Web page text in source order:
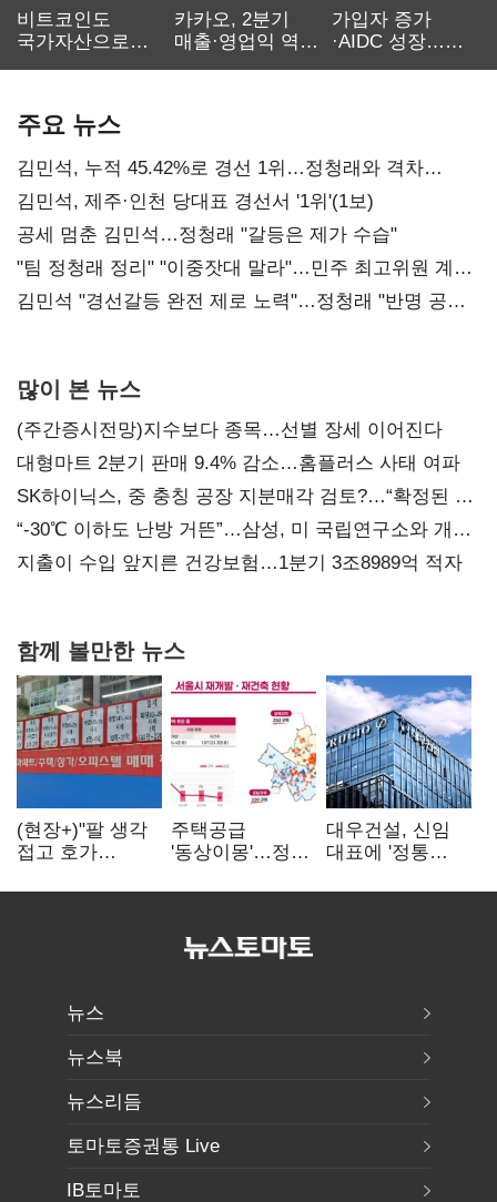
비트코인도
국가자산으로…'
카카오, 2분기
매출·영업익 역대
가입자 증가
·AIDC 성장…
주요 뉴스
김민석, 누적 45.42%로 경선 1위…정청래와 격차
0.86%p(2보)
김민석, 제주·인천 당대표 경선서 '1위'(1보)
공세 멈춘 김민석…정청래 "갈등은 제가 수습"
"팀 정청래 정리" "이중잣대 말라"…민주 최고위원 계파
다툼 격화
김민석 "경선갈등 완전 제로 노력"…정청래 "반명 공세
많이 본 뉴스
(주간증시전망)지수보다 종목…선별 장세 이어진다
대형마트 2분기 판매 9.4% 감소…홈플러스 사태 여파
SK하이닉스, 중 충칭 공장 지분매각 검토?…“확정된 바
없어”
“-30℃ 이하도 난방 거뜬”…삼성, 미 국립연구소와 개발
협력
지출이 수입 앞지른 건강보험…1분기 3조8989억 적자
함께 볼만한 뉴스
(현장+)"팔 생각
접고 호가
똘똘한 한 채'
주택공급
'동상이몽'…정부
없으면 '공수표'
대우건설, 신임
대표에 '정통
부사장 내정
뉴스
뉴스북
뉴스리듬
토마토증권통 Live
IB토마토